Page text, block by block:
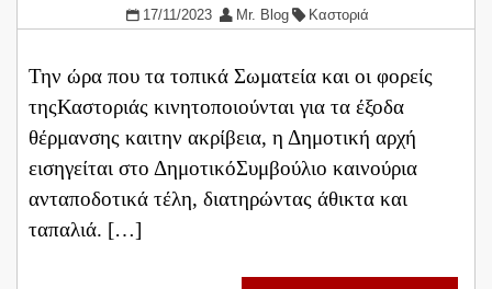
17/11/2023 Mr. Blog Καστοριά
Την ώρα που τα τοπικά Σωματεία και οι φορείς
τηςΚαστοριάς κινητοποιούνται για τα έξοδα
θέρμανσης καιτην ακρίβεια, η Δημοτική αρχή
εισηγείται στο ΔημοτικόΣυμβούλιο καινούρια
ανταποδοτικά τέλη, διατηρώντας άθικτα και
ταπαλιά. […]